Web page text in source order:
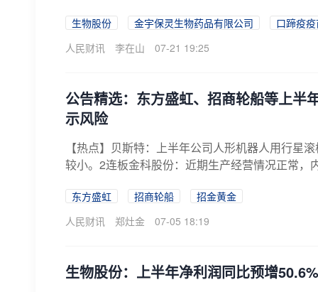
生物股份 金宇保灵生物药品有限公司
口蹄疫
人民财讯
李在山 07-21 19:25
公告精选：东方盛虹、招商轮船等上半
示风险
【热点】贝斯特：上半年公司人形机器人用行星
较小。2连板金科股份：近期生产经营情况正常，
东方盛虹 招商轮船
招金黄金
人民财讯
郑灶金 07-05 18:19
生物股份：上半年净利润同比预增